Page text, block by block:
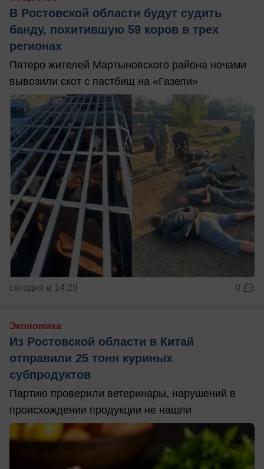
В Ростовской области будут судить
банду, похитившую 59 коров в трех
регионах
Пятеро жителей Мартыновского района ночами
вывозили скот с пастбищ на «Газели»
сегодня в 14:29 0
Экономика
Из Ростовской области в Китай
отправили 25 тонн куриных
субпродуктов
Партию проверили ветеринары, нарушений в
происхождении продукции не нашли